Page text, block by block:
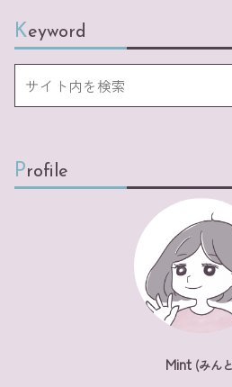
Keyword
Profile
Mint (みん